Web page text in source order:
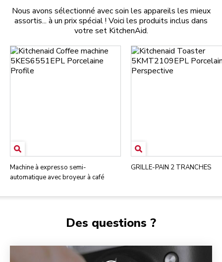
Nous avons sélectionné avec soin les appareils les mieux
assortis... à un prix spécial ! Voici les produits inclus dans
votre set KitchenAid.
Machine à expresso semi-
automatique avec broyeur à café
GRILLE-PAIN 2 TRANCHES
Des questions ?